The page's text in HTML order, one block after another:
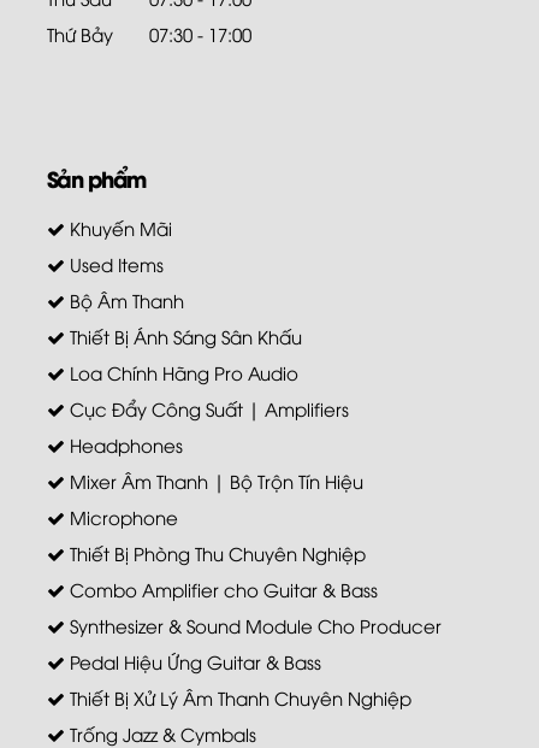
Thứ Bảy
07:30 - 17:00
Sản phẩm
Khuyến Mãi
Used Items
Bộ Âm Thanh
Thiết Bị Ánh Sáng Sân Khấu
Loa Chính Hãng Pro Audio
Cục Đẩy Công Suất | Amplifiers
Headphones
Mixer Âm Thanh | Bộ Trộn Tín Hiệu
Microphone
Thiết Bị Phòng Thu Chuyên Nghiệp
Combo Amplifier cho Guitar & Bass
Synthesizer & Sound Module Cho Producer
Pedal Hiệu Ứng Guitar & Bass
Thiết Bị Xử Lý Âm Thanh Chuyên Nghiệp
Trống Jazz & Cymbals